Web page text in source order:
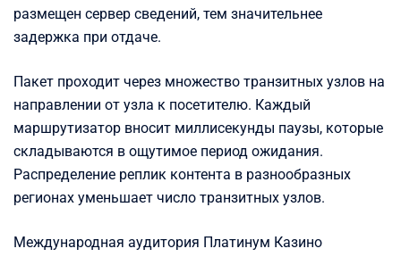
размещен сервер сведений, тем значительнее
задержка при отдаче.
Пакет проходит через множество транзитных узлов на
направлении от узла к посетителю. Каждый
маршрутизатор вносит миллисекунды паузы, которые
складываются в ощутимое период ожидания.
Распределение реплик контента в разнообразных
регионах уменьшает число транзитных узлов.
Международная аудитория Платинум Казино